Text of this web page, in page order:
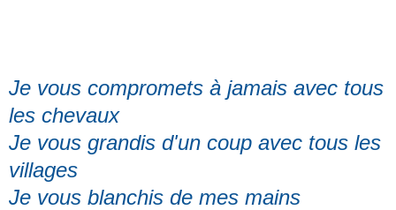
Je vous compromets à jamais avec tous
les chevaux
Je vous grandis d'un coup avec tous les
villages
Je vous blanchis de mes mains